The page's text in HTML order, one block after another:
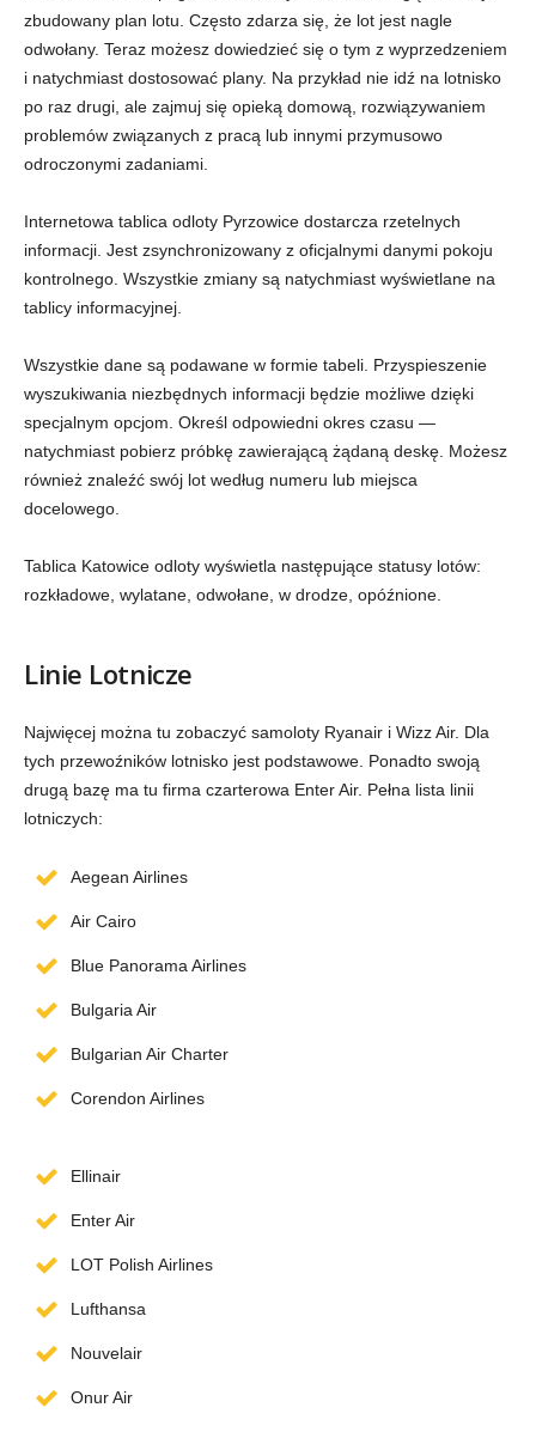
zbudowany plan lotu. Często zdarza się, że lot jest nagle
odwołany. Teraz możesz dowiedzieć się o tym z wyprzedzeniem
i natychmiast dostosować plany. Na przykład nie idź na lotnisko
po raz drugi, ale zajmuj się opieką domową, rozwiązywaniem
problemów związanych z pracą lub innymi przymusowo
odroczonymi zadaniami.
Internetowa tablica odloty Pyrzowice dostarcza rzetelnych
informacji. Jest zsynchronizowany z oficjalnymi danymi pokoju
kontrolnego. Wszystkie zmiany są natychmiast wyświetlane na
tablicy informacyjnej.
Wszystkie dane są podawane w formie tabeli. Przyspieszenie
wyszukiwania niezbędnych informacji będzie możliwe dzięki
specjalnym opcjom. Określ odpowiedni okres czasu —
natychmiast pobierz próbkę zawierającą żądaną deskę. Możesz
również znaleźć swój lot według numeru lub miejsca
docelowego.
Tablica Katowice odloty wyświetla następujące statusy lotów:
rozkładowe, wylatane, odwołane, w drodze, opóźnione.
Linie Lotnicze
Najwięcej można tu zobaczyć samoloty Ryanair i Wizz Air. Dla
tych przewoźników lotnisko jest podstawowe. Ponadto swoją
drugą bazę ma tu firma czarterowa Enter Air. Pełna lista linii
lotniczych:
Aegean Airlines
Air Cairo
Blue Panorama Airlines
Bulgaria Air
Bulgarian Air Charter
Corendon Airlines
Ellinair
Enter Air
LOT Polish Airlines
Lufthansa
Nouvelair
Onur Air